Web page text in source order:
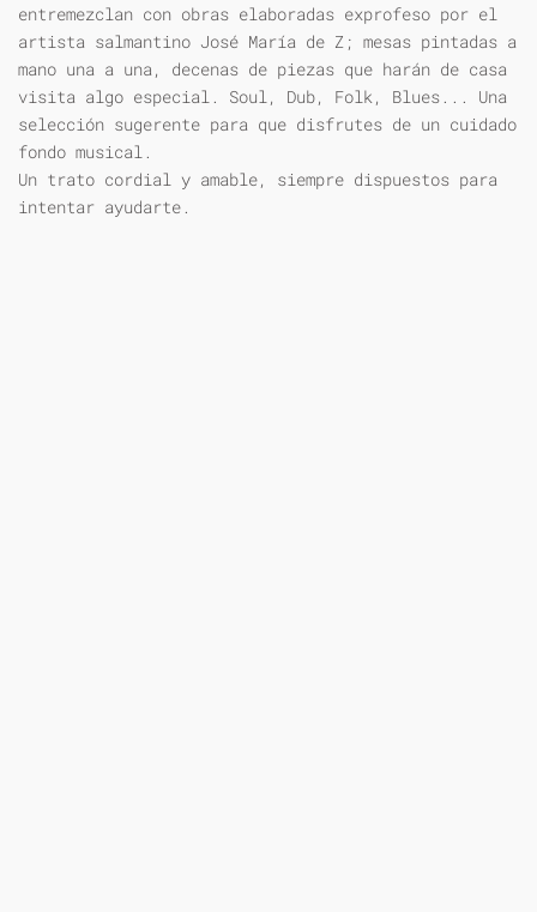
entremezclan con obras elaboradas exprofeso por el
artista salmantino José María de Z; mesas pintadas a
mano una a una, decenas de piezas que harán de casa
visita algo especial. Soul, Dub, Folk, Blues... Una
selección sugerente para que disfrutes de un cuidado
fondo musical.
Un trato cordial y amable, siempre dispuestos para
intentar ayudarte.